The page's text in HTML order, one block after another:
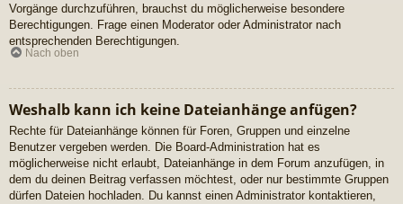
Vorgänge durchzuführen, brauchst du möglicherweise besondere
Berechtigungen. Frage einen Moderator oder Administrator nach
entsprechenden Berechtigungen.
Nach oben
Weshalb kann ich keine Dateianhänge anfügen?
Rechte für Dateianhänge können für Foren, Gruppen und einzelne
Benutzer vergeben werden. Die Board-Administration hat es
möglicherweise nicht erlaubt, Dateianhänge in dem Forum anzufügen, in
dem du deinen Beitrag verfassen möchtest, oder nur bestimmte Gruppen
dürfen Dateien hochladen. Du kannst einen Administrator kontaktieren,